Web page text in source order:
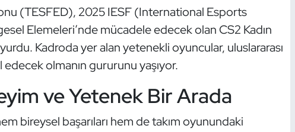
(TESFED), 2025 IESF (International Esports
Elemeleri’nde mücadele edecek olan CS2 Kadın
Kadroda yer alan yetenekli oyuncular, uluslararası
olmanın gururunu yaşıyor.
ve Yetenek Bir Arada
bireysel başarıları hem de takım oyunundaki